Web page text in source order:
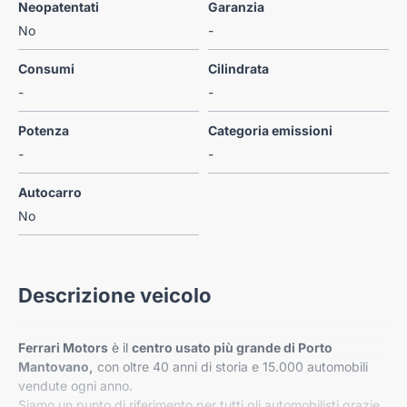
Neopatentati
No
Garanzia
-
Consumi
-
Cilindrata
-
Potenza
-
Categoria emissioni
-
Autocarro
No
Descrizione veicolo
Ferrari Motors è il centro usato più grande di Porto
Mantovano, con oltre 40 anni di storia e 15.000 automobili
vendute ogni anno.